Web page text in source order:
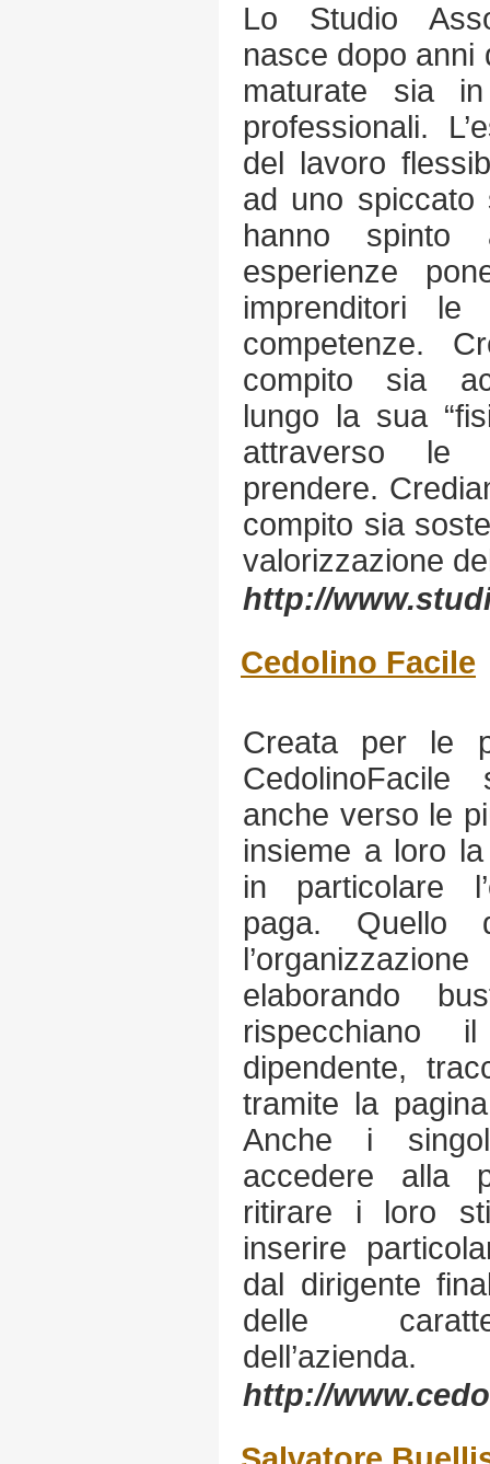
Lo Studio
nasce dopo anni
maturate sia
professionali.
del lavoro
ad uno spiccato
hanno
esperienze
imprenditori le
competenze.
compito sia
lungo la sua
attraverso le
prendere.
compito sia
valorizzazione
http://
Cedolino Facile
Creata per le
anche verso le
insieme a loro
in particolare
paga.
elaborando
rispecchiano
dipendente,
tramite la
Anche i
accedere alla
ritirare i loro
inserire
dal dirigente
delle
dell’azienda.
http://